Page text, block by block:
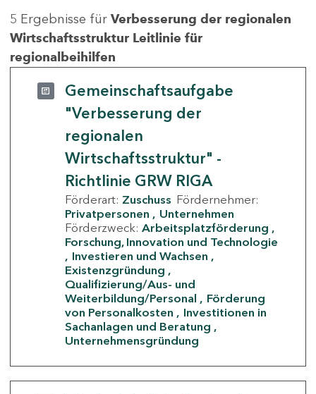
5 Ergebnisse für Verbesserung der regionalen
Wirtschaftsstruktur Leitlinie für
regionalbeihilfen
Gemeinschaftsaufgabe
"Verbesserung der
regionalen
Wirtschaftsstruktur" -
Richtlinie GRW RIGA
Förderart: Zuschuss Fördernehmer:
Privatpersonen
Unternehmen
Förderzweck: Arbeitsplatzförderung
Forschung, Innovation und Technologie
Investieren und Wachsen
Existenzgründung
Qualifizierung/Aus- und
Weiterbildung/Personal
Förderung
von Personalkosten
Investitionen in
Sachanlagen und Beratung
Unternehmensgründung